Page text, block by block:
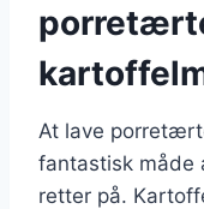
At lave
fantastisk måde
retter på.